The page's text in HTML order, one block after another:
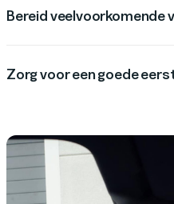
Bereid veelvoorkomende
Zorg voor een goede